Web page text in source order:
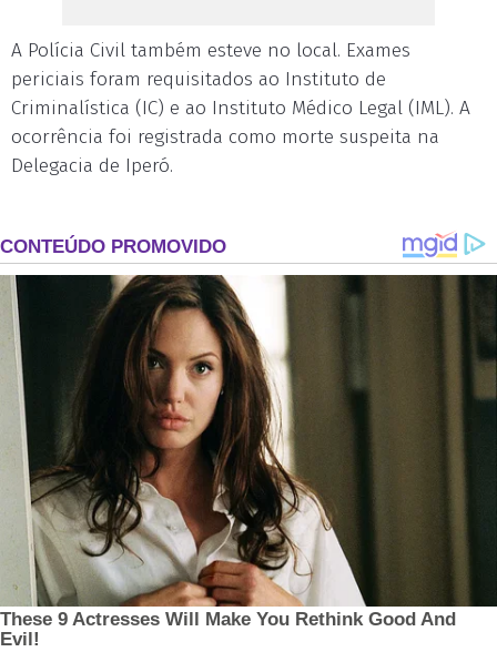
A Polícia Civil também esteve no local. Exames
periciais foram requisitados ao Instituto de
Criminalística (IC) e ao Instituto Médico Legal (IML). A
ocorrência foi registrada como morte suspeita na
Delegacia de Iperó.